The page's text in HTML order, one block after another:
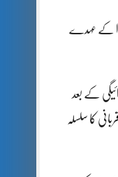
کے عہدے
کے بعد
کا سلسلہ